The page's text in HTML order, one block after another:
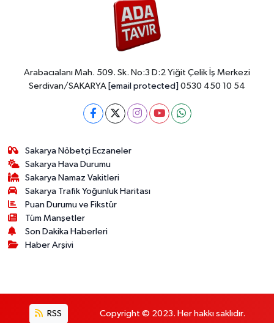
Arabacıalanı Mah. 509. Sk. No:3 D:2 Yiğit Çelik İş Merkezi
Serdivan/SAKARYA [email protected] 0530 450 10 54
Sakarya Nöbetçi Eczaneler
Sakarya Hava Durumu
Sakarya Namaz Vakitleri
Sakarya Trafik Yoğunluk Haritası
Puan Durumu ve Fikstür
Tüm Manşetler
Son Dakika Haberleri
Haber Arşivi
RSS Copyright © 2023. Her hakkı saklıdır.